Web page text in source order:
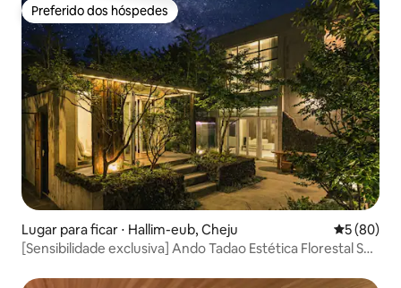
Preferido dos hóspedes
Preferido dos hóspedes
Lugar para ficar ⋅ Hallim-eub, Cheju 5 de uma
5 (80)
[Sensibilidade exclusiva] Ando Tadao Estética Florestal Spa
minutos_Ando Stay